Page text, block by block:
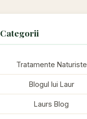
Categorii
Tratamente Naturiste
Blogul lui Laur
Laurs Blog